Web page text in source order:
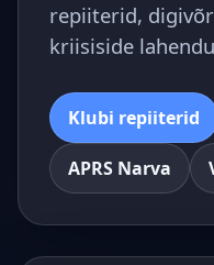
repiiterid,
kriisiside
Klubi repiiterid
APRS Narva